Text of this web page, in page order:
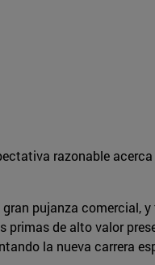
razonable
pujanza comercial,
de alto valor
la nueva carrera